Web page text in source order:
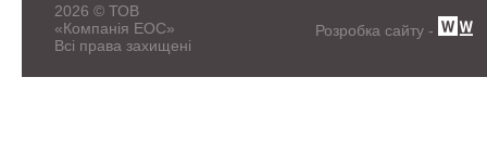
2026 © ТОВ
«Компанія ЕОС»
Всі права захищені
Розробка сайту -